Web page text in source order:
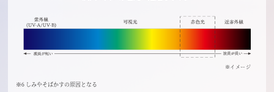
※イメージ
※6 しみやそばかすの原因となる